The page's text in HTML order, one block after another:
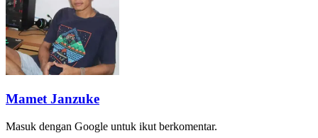
Mamet Janzuke
Masuk dengan Google untuk ikut berkomentar.